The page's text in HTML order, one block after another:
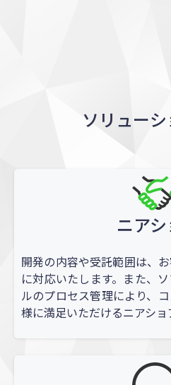
ソリュー
ニア
開発の内容や受託範囲は、
に対応いたします。また、
ルのプロセス管理により、
様に満足いただけるニアショ